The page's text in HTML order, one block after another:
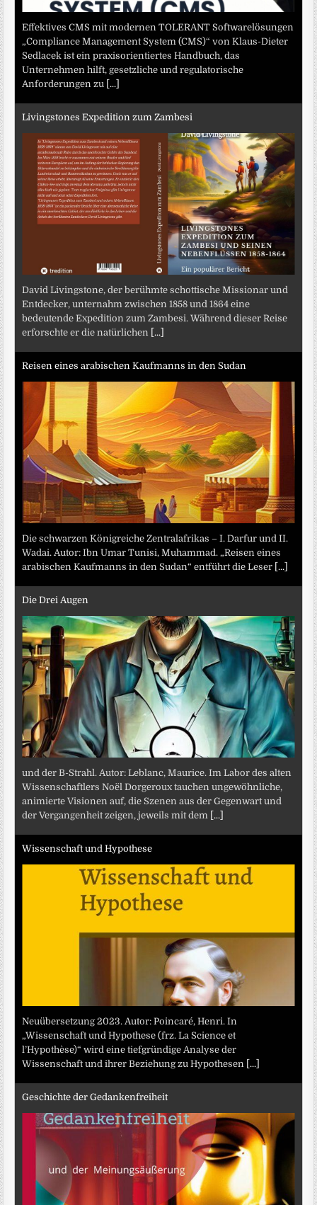
Effektives CMS mit modernen TOLERANT Softwarelösungen
„Compliance Management System (CMS)“ von Klaus-Dieter
Sedlacek ist ein praxisorientiertes Handbuch, das
Unternehmen hilft, gesetzliche und regulatorische
Anforderungen zu [...]
Livingstones Expedition zum Zambesi
David Livingstone, der berühmte schottische Missionar und
Entdecker, unternahm zwischen 1858 und 1864 eine
bedeutende Expedition zum Zambesi. Während dieser Reise
erforschte er die natürlichen [...]
Reisen eines arabischen Kaufmanns in den Sudan
Die schwarzen Königreiche Zentralafrikas – I. Darfur und II.
Wadai. Autor: Ibn Umar Tunisi, Muhammad. „Reisen eines
arabischen Kaufmanns in den Sudan“ entführt die Leser [...]
Die Drei Augen
und der B-Strahl. Autor: Leblanc, Maurice. Im Labor des alten
Wissenschaftlers Noël Dorgeroux tauchen ungewöhnliche,
animierte Visionen auf, die Szenen aus der Gegenwart und
der Vergangenheit zeigen, jeweils mit dem [...]
Wissenschaft und Hypothese
Neuübersetzung 2023. Autor: Poincaré, Henri. In
„Wissenschaft und Hypothese (frz. La Science et
l’Hypothèse)“ wird eine tiefgründige Analyse der
Wissenschaft und ihrer Beziehung zu Hypothesen [...]
Geschichte der Gedankenfreiheit